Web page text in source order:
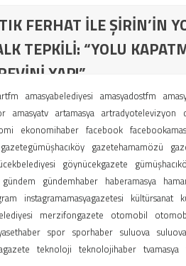
FERHAT İLE ŞİRİN’İN
TEPKİLİ: “YOLU
YAP!”
amasyabelediyesi amasyadostfm
amasyatv artamasya artradyotelevizyon
ekonomihaber facebook
gazetegümüşhacıköy gazetehamamözü
göynücekgazete
gündem gündemhaber haberamasya
instagramamasyagazetesi kültürsanat
merzifongazete otomobil
spor sporhaber suluova
teknoloji teknolojihaber tvamasya